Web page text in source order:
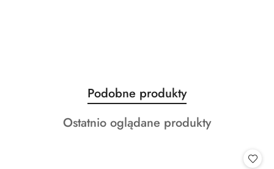
Pomiń karuzelę produktów
Produkty
o
statusie:
Podobne produkty
Produkty
Ostatnio oglądane produkty